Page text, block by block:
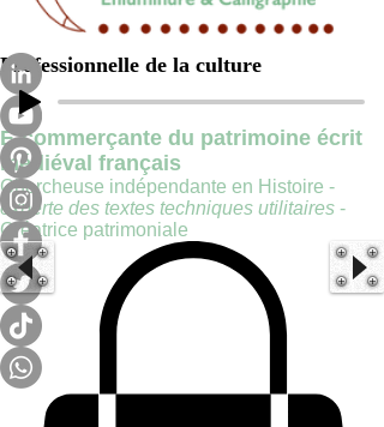
Professionnelle de la culture
E-commerçante du patrimoine écrit
médiéval français
Chercheuse indépendante en Histoire -
experte des textes techniques utilitaires -
Créatrice patrimoniale